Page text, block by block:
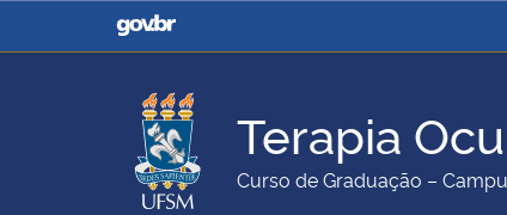
Casa Civil
Ministério da Justiça e
Ministério da Agricultura,
Pecuária e Abastecimento
Ministério da Educação
Terapia
Curso de Graduação –